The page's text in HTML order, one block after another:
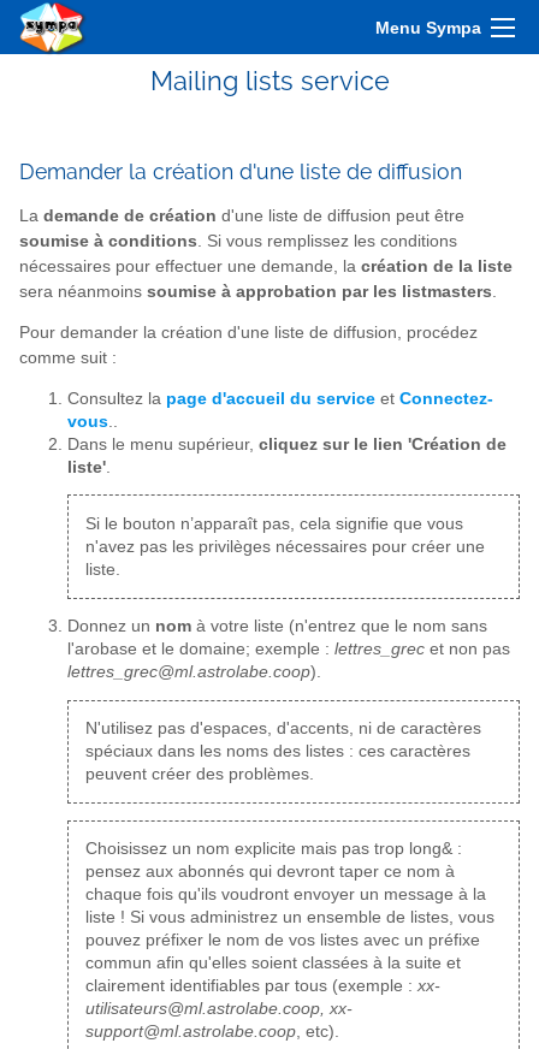
Menu Sympa
Mailing lists service
Demander la création d'une liste de diffusion
La demande de création d'une liste de diffusion peut être
soumise à conditions . Si vous remplissez les conditions
nécessaires pour effectuer une demande, la création de la liste
sera néanmoins soumise à approbation par les listmasters
Pour demander la création d'une liste de diffusion, procédez
comme suit :
Consultez la page d'accueil du service et Connectez-
vous
Dans le menu supérieur, cliquez sur le lien 'Création de
liste'
Si le bouton n’apparaît pas, cela signifie que vous
n'avez pas les privilèges nécessaires pour créer une
liste.
Donnez un nom à votre liste (n'entrez que le nom sans
l'arobase et le domaine; exemple : lettres_grec et non pas
lettres_grec@ml.astrolabe.coop).
N'utilisez pas d'espaces, d'accents, ni de caractères
spéciaux dans les noms des listes : ces caractères
peuvent créer des problèmes.
Choisissez un nom explicite mais pas trop long& :
pensez aux abonnés qui devront taper ce nom à
chaque fois qu'ils voudront envoyer un message à la
liste ! Si vous administrez un ensemble de listes, vous
pouvez préfixer le nom de vos listes avec un préfixe
commun afin qu'elles soient classées à la suite et
clairement identifiables par tous (exemple :xx-
utilisateurs@ml.astrolabe.coop, xx-
support@ml.astrolabe.coop, etc).